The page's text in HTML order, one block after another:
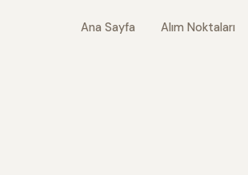
Ana Sayfa Alım Noktaları